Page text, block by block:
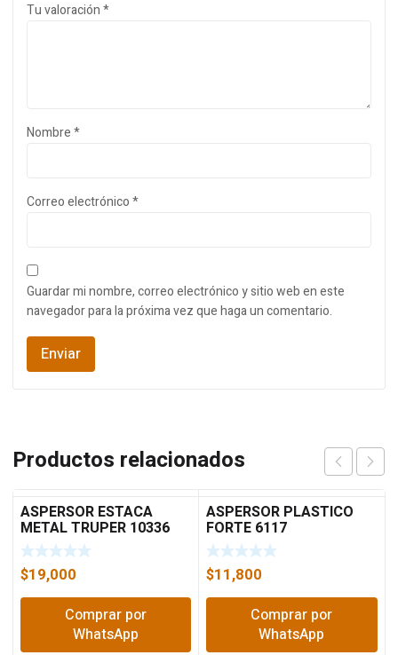
Tu valoración*
Nombre*
Correo electrónico*
Guardar mi nombre, correo electrónico y sitio web en este
navegador para la próxima vez que haga un comentario.
Productos relacionados
ASPERSOR ESTACA
METAL TRUPER 10336
$19,000
Comprar por
WhatsApp
ASPERSOR PLASTICO
FORTE 6117
$11,800
Comprar por
WhatsApp